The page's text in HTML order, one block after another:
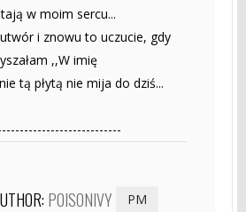
w moim sercu...
i znowu to uczucie, gdy
,,W imię
tą płytą nie mija do dziś...
POISONIVY PM